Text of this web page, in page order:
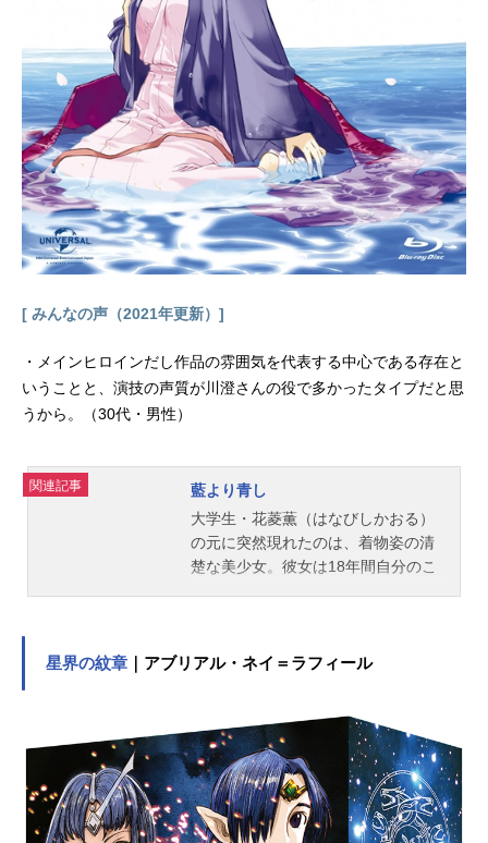
年1月6日（金）～6月16日（金）テ
レ玉・TOKYOMXほか話数全24話キ
ャスト衛宮士郎：杉山紀彰キャスタ
ー：田中敦子セイバー：川澄綾子間
桐慎二：神谷浩史遠坂凛：植田佳奈
衛宮切嗣：小山力也間桐桜：下屋則
子柳洞一成：真殿光昭藤村大河：伊
藤美紀葛木宗一郎：中多和宏アーチ
ャー：諏訪部順一バーサーカー：西
前忠久言峰綺礼：中...
[ みんなの声（2021年更新）]
・メインヒロインだし作品の雰囲気を代表する中心である存在と
いうことと、演技の声質が川澄さんの役で多かったタイプだと思
うから。（30代・男性）
関連記事
藍より青し
大学生・花菱薫（はなびしかおる）
の元に突然現れたのは、着物姿の清
楚な美少女。彼女は18年間自分のこ
ている身。家同士が決めた許嫁の葵
な想いに触れるうちに薫も葵に惹か
れていくのだった。そんな薫の気持
ちを理解した葵は、自分も桜庭家を
出て一緒になる決心をする。そして
葵の強い決意を聞いた葵の母親は、
星界の紋章 ｜アブリアル・ネイ＝ラフィール